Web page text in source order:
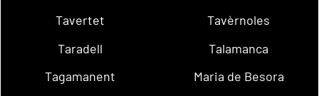
Tavertet
Tavèrnoles
Taradell
Talamanca
Tagamanent
Maria de Besora